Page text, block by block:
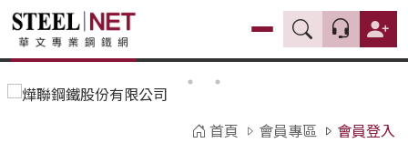
首頁 會員專區 會員登入